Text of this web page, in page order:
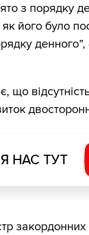
з порядку
його було
що
НАС ТУТ